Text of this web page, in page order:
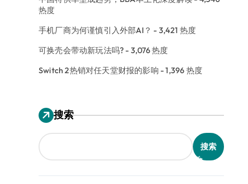
热度
手机厂商为何谨慎引入外部AI？ - 3,421 热度
可换壳会带动新玩法吗? - 3,076 热度
Switch 2热销对任天堂财报的影响 - 1,396 热度
搜索
搜索